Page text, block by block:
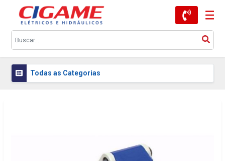
Todas as Categorias